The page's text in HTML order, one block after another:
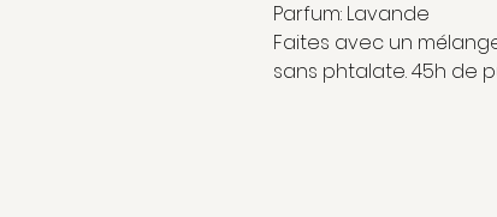
Parfum: Lavande
Faites avec un
sans phtalate. 45h de